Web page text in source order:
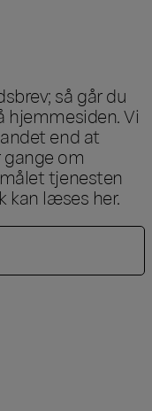
så går du
hjemmesiden. Vi
end at
om
tjenesten
kan læses her.